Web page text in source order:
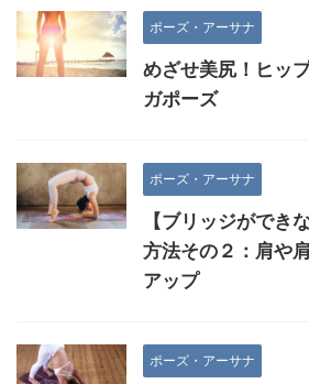
ポーズ・アーサナ
めざせ美尻！ヒッ
ガポーズ
ポーズ・アーサナ
【ブリッジができ
方法その２：肩や
アップ
ポーズ・アーサナ